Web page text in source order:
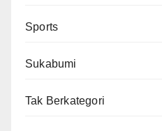
Sports
Sukabumi
Tak Berkategori